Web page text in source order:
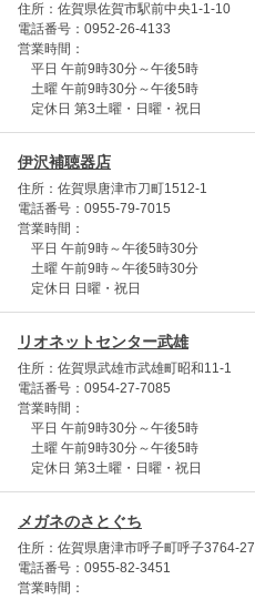
住所：佐賀県佐賀市駅前中央1-1-10
電話番号：0952-26-4133
営業時間：
平日 午前9時30分～午後5時
土曜 午前9時30分～午後5時
定休日 第3土曜・日曜・祝日
伊沢補聴器店
住所：佐賀県唐津市刀町1512-1
電話番号：0955-79-7015
営業時間：
平日 午前9時～午後5時30分
土曜 午前9時～午後5時30分
定休日 日曜・祝日
リオネットセンター武雄
住所：佐賀県武雄市武雄町昭和11-1
電話番号：0954-27-7085
営業時間：
平日 午前9時30分～午後5時
土曜 午前9時30分～午後5時
定休日 第3土曜・日曜・祝日
メガネのさとぐち
住所：佐賀県唐津市呼子町呼子3764-27
電話番号：0955-82-3451
営業時間：